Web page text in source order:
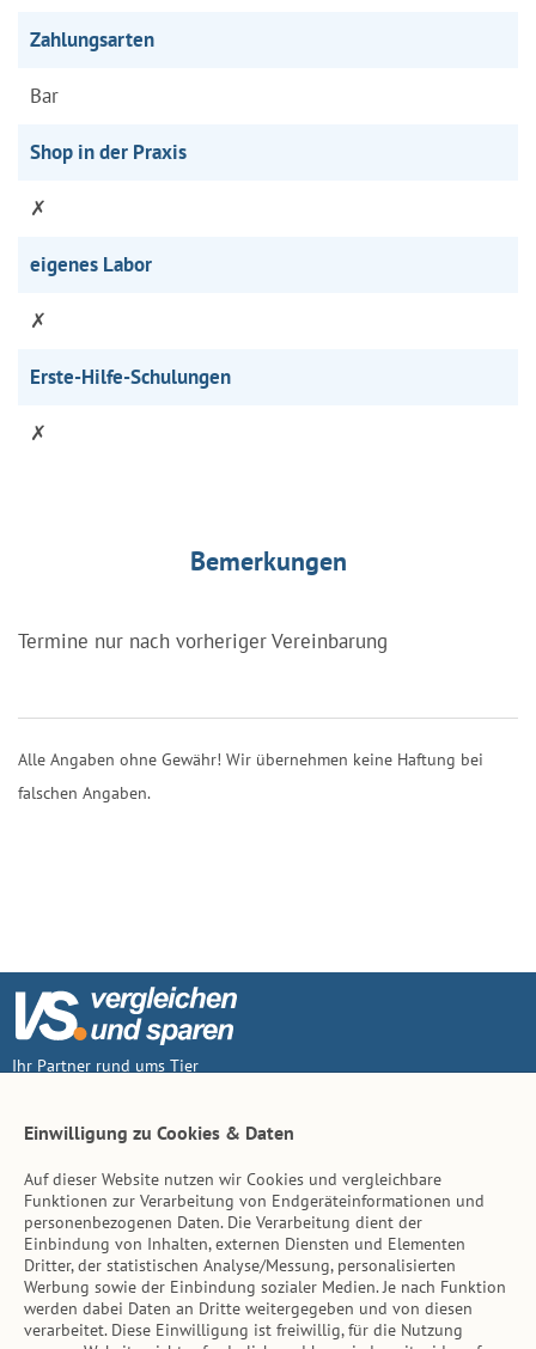
Zahlungsarten
Bar
Shop in der Praxis
✗
eigenes Labor
✗
Erste-Hilfe-Schulungen
✗
Bemerkungen
Termine nur nach vorheriger Vereinbarung
Alle Angaben ohne Gewähr! Wir übernehmen keine Haftung bei
falschen Angaben.
Ihr Partner rund ums Tier
Inhalt
Tierarzt-Suche
Hinweise
Einwilligung zu Cookies & Daten
Auf dieser Website nutzen wir Cookies und vergleichbare
Funktionen zur Verarbeitung von Endgeräteinformationen und
personenbezogenen Daten. Die Verarbeitung dient der
Einbindung von Inhalten, externen Diensten und Elementen
Dritter, der statistischen Analyse/Messung, personalisierten
Werbung sowie der Einbindung sozialer Medien. Je nach Funktion
werden dabei Daten an Dritte weitergegeben und von diesen
verarbeitet. Diese Einwilligung ist freiwillig, für die Nutzung